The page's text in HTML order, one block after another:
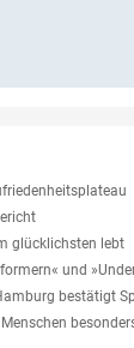
glücklichsten lebt
und
bestätigt